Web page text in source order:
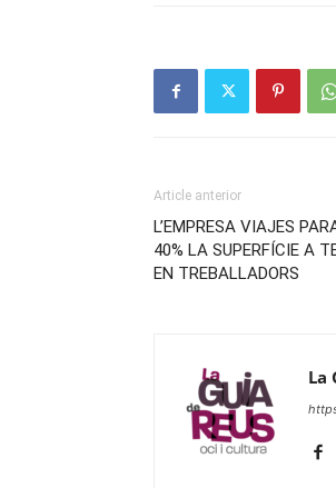
Article anterior
L’EMPRESA VIAJES
40% LA SUPERFÍCIE A
EN TREBALLADORS
La